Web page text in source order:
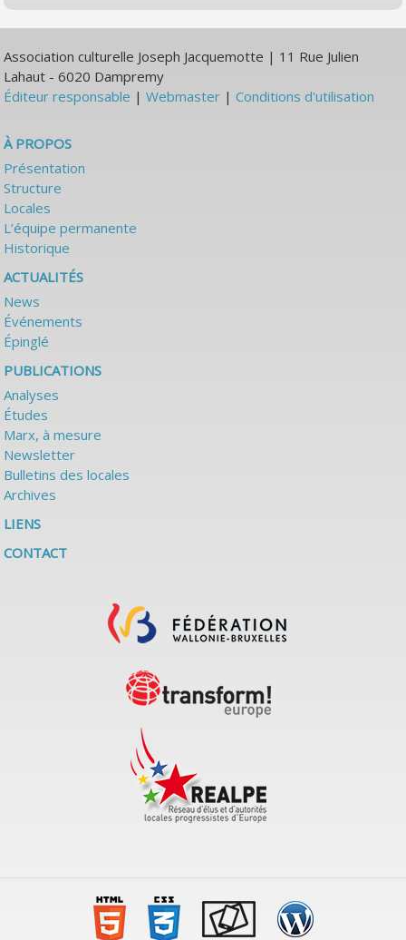
Association culturelle Joseph Jacquemotte | 11 Rue Julien
Lahaut - 6020 Dampremy
Éditeur responsable |Webmaster |Conditions d'utilisation
À PROPOS
Présentation
Structure
Locales
L’équipe permanente
Historique
ACTUALITÉS
News
Événements
Épinglé
PUBLICATIONS
Analyses
Études
Marx, à mesure
Newsletter
Bulletins des locales
Archives
LIENS
CONTACT